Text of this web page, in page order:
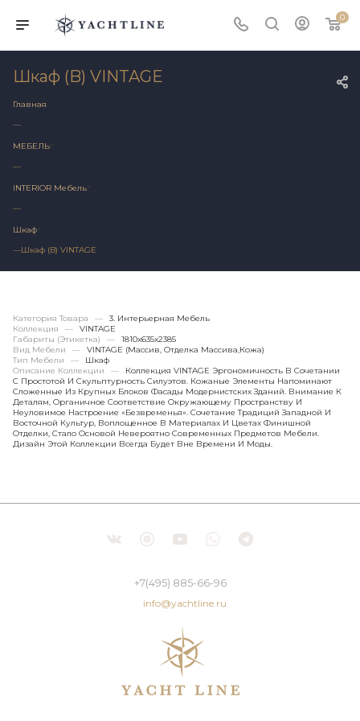
0
Шкаф (B) VINTAGE
Главная
—
МЕБЕЛЬ
—
INTERIOR Мебель
—
Шкаф
—Шкаф (B) VINTAGE
Категория Товара —
3. Интерьерная Мебель
Коллекция
—
VINTAGE
Габариты (этикетка)
—
1810х635x2385
Вид Мебели
—
VINTAGE (массив, Отделка Массива,кожа)
Тип Мебели
—
Шкаф
Описание Коллекции
—
Коллекция VINTAGE Эргономичность В Сочетании
С Простотой И Скульптурность Силуэтов. Кожаные Элементы Напоминают
Сложенные Из Крупных Блоков Фасады Модернистских Зданий. Внимание К
Деталям, Органичное Соответствие Окружающему Пространству И
Неуловимое Настроение «безвременья». Сочетание Традиций Западной И
Восточной Культур, Воплощенное В Материалах И Цветах Финишной
Отделки, Стало Основой Невероятно Современных Предметов Мебели.
Дизайн Этой Коллекции Всегда Будет Вне Времени И Моды.
+7(495) 885-66-96
info@yachtline.ru